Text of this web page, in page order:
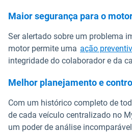
Maior segurança para o
Ser alertado sobre um problema
motor permite uma ação
integridade do colaborador e da
Melhor planejamento e
Com um histórico completo de
de cada veículo centralizado no
um poder de análise